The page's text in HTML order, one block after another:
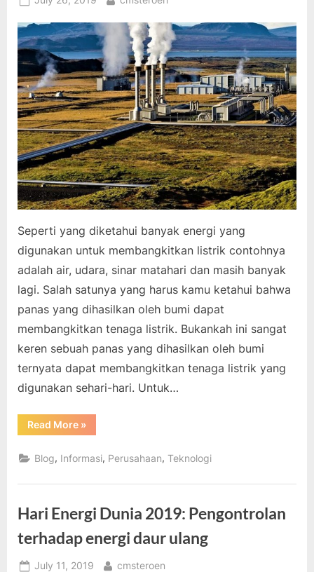
Seperti yang diketahui banyak energi yang
digunakan untuk membangkitkan listrik contohnya
adalah air, udara, sinar matahari dan masih banyak
lagi. Salah satunya yang harus kamu ketahui bahwa
panas yang dihasilkan oleh bumi dapat
membangkitkan tenaga listrik. Bukankah ini sangat
keren sebuah panas yang dihasilkan oleh bumi
ternyata dapat membangkitkan tenaga listrik yang
digunakan sehari-hari. Untuk…
Read More“Membangkitkan
Listrik
Panas
Bumi”
»
Blog, Informasi, Perusahaan,Teknologi
Hari Energi Dunia 2019: Pengontrolan
terhadap energi daur ulang
Posted
July 11, 2019 By
cmsteroen